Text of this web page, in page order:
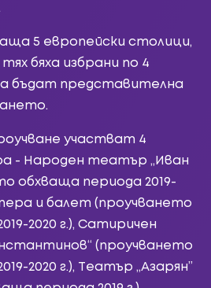
5 европейски столици,
бяха избрани по 4
бъдат представителна
участват 4
- Народен театър „Иван
обхваща периода 2019-
и балет (проучването
2020 г.), Сатиричен
(проучването
2020 г.), Театър „Азарян”